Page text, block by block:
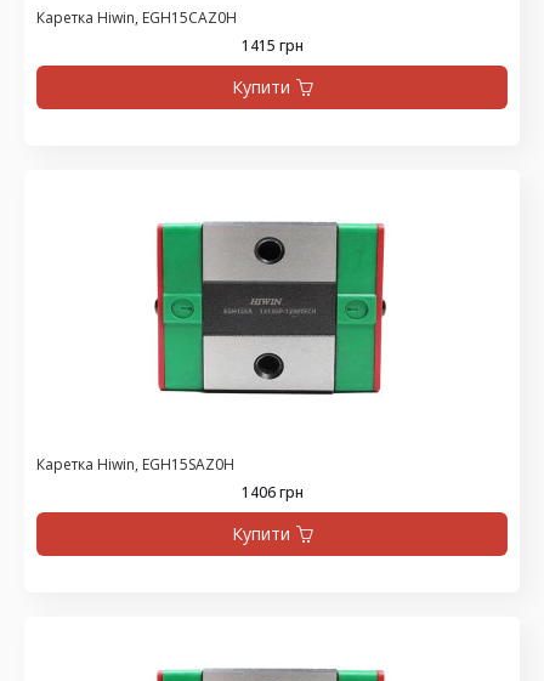
Каретка Hiwin, EGH15CAZ0H
1415 грн
Купити
Каретка Hiwin, EGH15SAZ0H
1406 грн
Купити